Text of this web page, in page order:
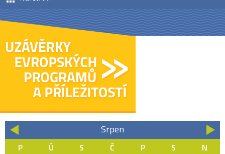
Srpen
«
P Ú S Č P S
N